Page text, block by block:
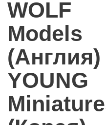
WOLF
Models
(Англия)
YOUNG